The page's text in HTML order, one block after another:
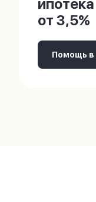
ипотека
от 3,5%
Помощь в